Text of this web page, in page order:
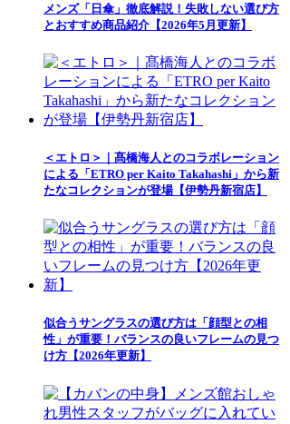
メンズ「日傘」徹底解説！失敗しない選び方
とおすすめ商品紹介【2026年5月更新】
＜エトロ＞｜髙橋海人とのコラボレーション
による「ETRO per Kaito Takahashi」から新
たなコレクションが登場【伊勢丹新宿店】
似合うサングラスの選び方は「顔型との相
性」が重要！バランスの良いフレームの見つ
け方【2026年更新】